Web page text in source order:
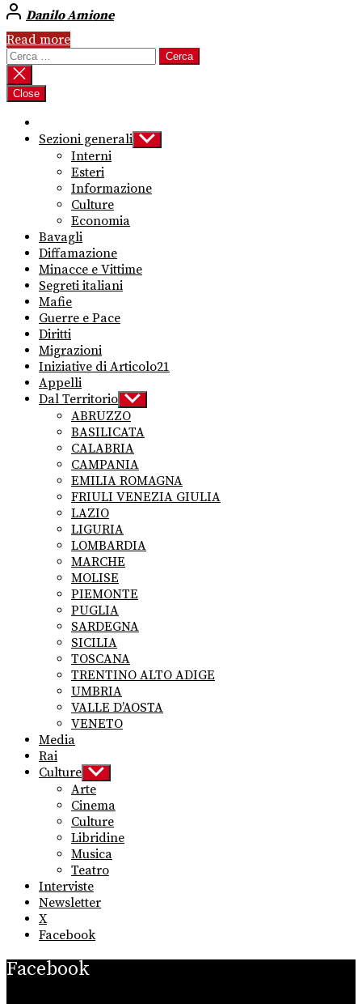
Danilo Amione
Read more
Ricerca
per:
Close
Sezioni generali Show
sub
Interni
Esteri
Informazione
Culture
Economia
Bavagli
Diffamazione
Minacce e Vittime
Segreti italiani
Mafie
Guerre e Pace
Diritti
Migrazioni
Iniziative di Articolo21
Appelli
Dal Territorio Show
sub
menu
ABRUZZO
BASILICATA
CALABRIA
CAMPANIA
EMILIA ROMAGNA
FRIULI VENEZIA GIULIA
LAZIO
LIGURIA
LOMBARDIA
MARCHE
MOLISE
PIEMONTE
PUGLIA
SARDEGNA
SICILIA
TOSCANA
TRENTINO ALTO ADIGE
UMBRIA
VALLE D’AOSTA
VENETO
Media
Rai
Culture Show
sub
menu
Arte
Cinema
Culture
Libridine
Musica
Teatro
Interviste
Newsletter
X
Facebook
Facebook